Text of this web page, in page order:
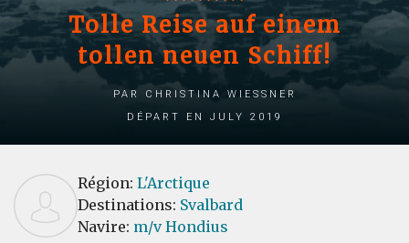
Tolle Reise auf einem
tollen neuen Schiff!
par Christina Wiessner
Départ en July 2019
Région: L'Arctique
Destinations: Svalbard
Navire: m/v Hondius